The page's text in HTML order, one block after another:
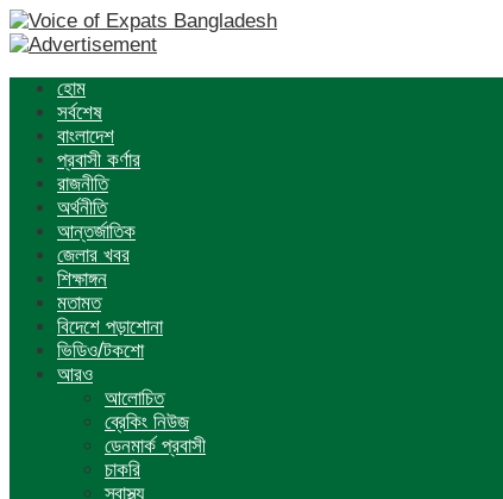
হোম
সর্বশেষ
বাংলাদেশ
প্রবাসী কর্ণার
রাজনীতি
অর্থনীতি
আন্তর্জাতিক
জেলার খবর
শিক্ষাঙ্গন
মতামত
বিদেশে পড়াশোনা
ভিডিও/টকশো
আরও
আলোচিত
ব্রেকিং নিউজ
ডেনমার্ক প্রবাসী
চাকরি
স্বাস্থ্য